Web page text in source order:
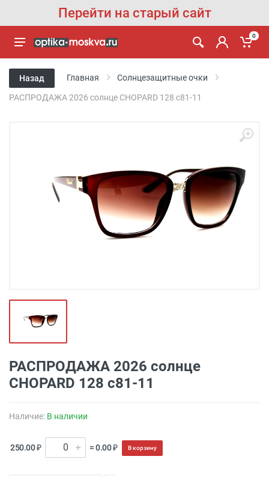
Перейти на старый сайт
0
Назад Главная Солнцезащитные очки
РАСПРОДАЖА 2026 солнце CHOPARD 128 c81-11
РАСПРОДАЖА 2026 солнце
CHOPARD 128 c81-11
Наличие: В наличии
250.00 ₽ = 0.00 ₽ В корзину